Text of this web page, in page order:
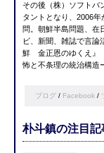
その後（株）ソフトバ
タントとなり、2006
問。朝鮮半島問題、在
ビ、新聞、雑誌で言論
鮮 金正恩のゆくえ 』
怖と不条理の統治構造
ブログ / Facebook /
朴斗鎮の注目記